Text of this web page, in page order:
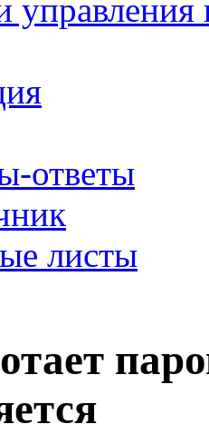
управления
ответы
листы